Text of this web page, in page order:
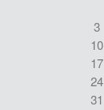
3
10
17
24
31